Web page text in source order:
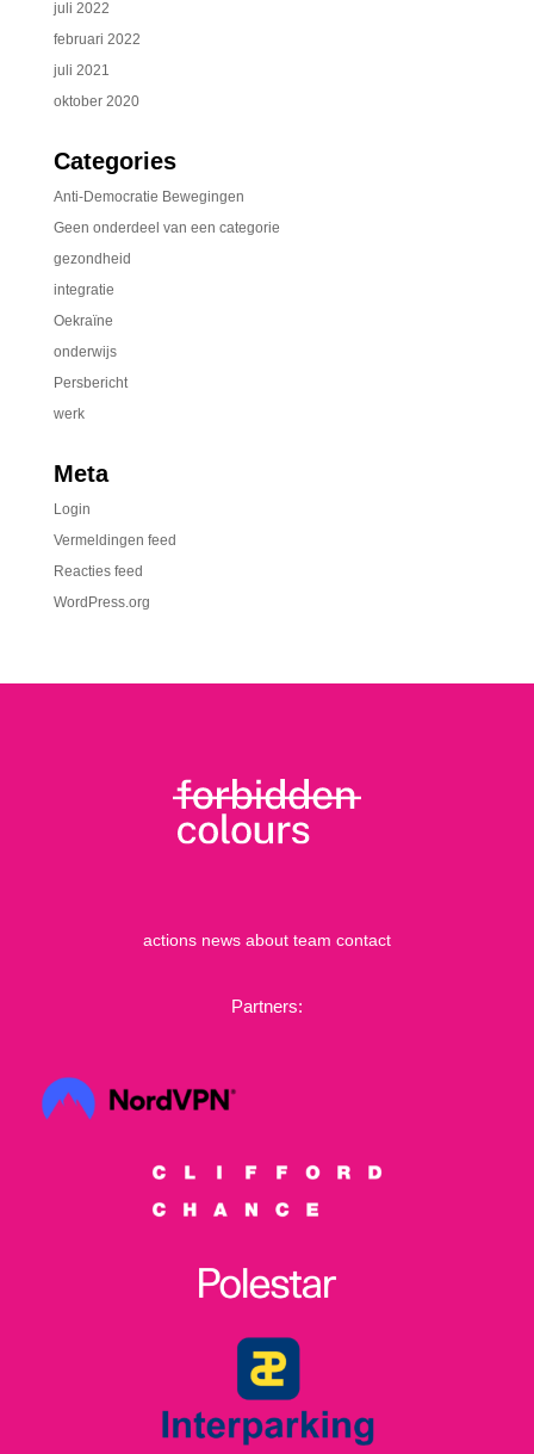
juli 2022
februari 2022
juli 2021
oktober 2020
Categories
Anti-Democratie Bewegingen
Geen onderdeel van een categorie
gezondheid
integratie
Oekraïne
onderwijs
Persbericht
werk
Meta
Login
Vermeldingen feed
Reacties feed
WordPress.org
actions news about team contact
Partners: